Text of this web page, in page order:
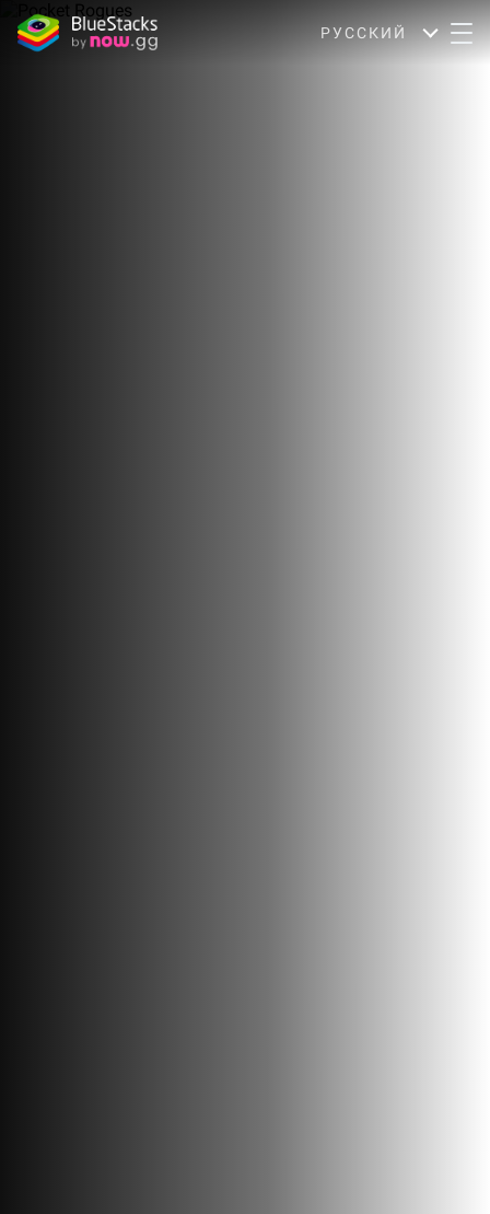
РУССКИЙ